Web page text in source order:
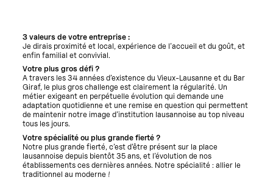
3 valeurs de votre entreprise :
Je dirais proximité et local, expérience de l’accueil et du goût, et
enfin familial et convivial.
Votre plus gros défi ?
A travers les 34 années d’existence du Vieux-Lausanne et du Bar
Giraf, le plus gros challenge est clairement la régularité. Un
métier exigeant en perpétuelle évolution qui demande une
adaptation quotidienne et une remise en question qui permettent
de maintenir notre image d’institution lausannoise au top niveau
tous les jours.
Votre spécialité ou plus grande fierté ?
Notre plus grande fierté, c’est d’être présent sur la place
lausannoise depuis bientôt 35 ans, et l’évolution de nos
établissements ces dernières années. Notre spécialité : allier le
traditionnel au moderne !